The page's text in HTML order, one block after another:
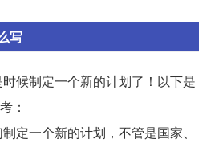
写
候制定一个新的计划了！以下是
：
定一个新的计划，不管是国家、